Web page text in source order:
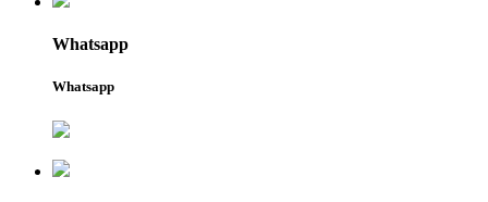
Whatsapp
Whatsapp